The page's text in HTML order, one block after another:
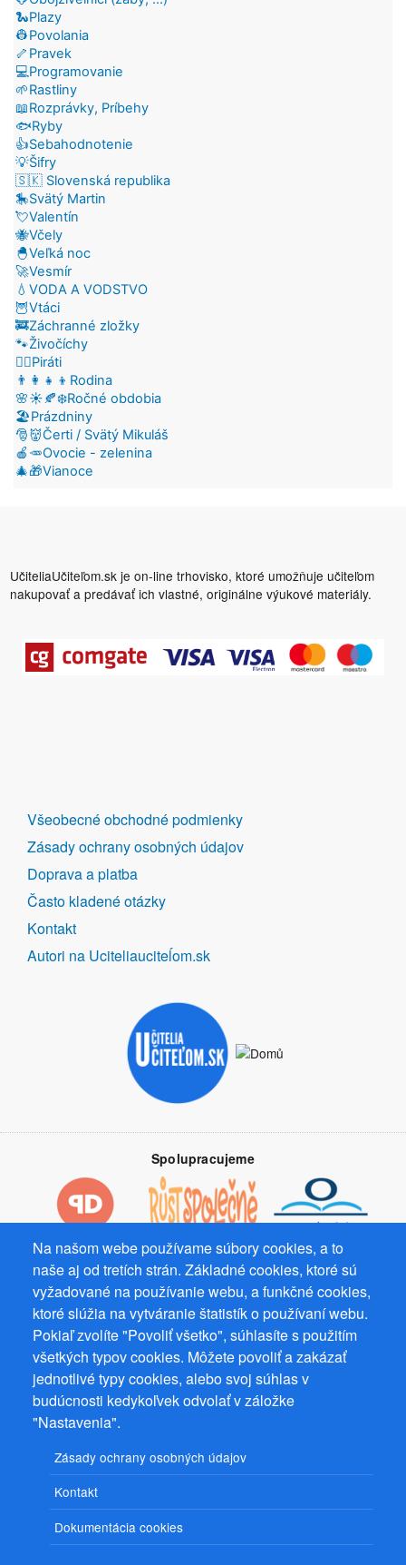
🐍Plazy
👷Povolania
🦴Pravek
💻Programovanie
🌱Rastliny
📖Rozprávky, Príbehy
🐟Ryby
👍Sebahodnotenie
💡Šifry
🇸🇰 Slovenská republika
🎠Svätý Martin
💘Valentín
🐝Včely
🐣Veľká noc
🚀Vesmír
💧VODA A VODSTVO
🦉Vtáci
🚒Záchranné zložky
🐾Živočíchy
🏴‍☠️Piráti
👨‍👩‍👧‍👦Rodina
🌸☀️🍂❄️Ročné obdobia
🏖️Prázdniny
🎅👹Čerti / Svätý Mikuláš
🍎🥕Ovocie - zelenina
🎄🎁Vianoce
UčiteliaUčiteľom.sk je on-line trhovisko, ktoré umožňuje učiteľom
nakupovať a predávať ich vlastné, originálne výukové materiály.
Na našom webe používame súbory cookies, a to
naše aj od tretích strán. Základné cookies, ktoré sú
vyžadované na používanie webu, a funkčné cookies,
ktoré slúžia na vytváranie štatistík o používaní webu.
Pokiaľ zvolíte "Povoliť všetko", súhlasíte s použitím
všetkých typov cookies. Môžete povoliť a zakázať
jednotlivé typy cookies, alebo svoj súhlas v
budúcnosti kedykoľvek odvolať v záložke
"Nastavenia".
Zásady ochrany osobných údajov
Kontakt
Dokumentácia cookies
DALŠÍ
ODKAZY
Všeobecné obchodné podmienky
Zásady ochrany osobných údajov
Doprava a platba
Často kladené otázky
Kontakt
Autori na Uciteliauciteĺom.sk
Spolupracujeme
Prevádzkovateľ: Mgr. Bc. Žaneta Radimecká, MBA, Ostrov 256, 561
22 Ostrov, IČ 08993033, DIČ CZ9161263958
© 2026PuzzleWebss.r.o.